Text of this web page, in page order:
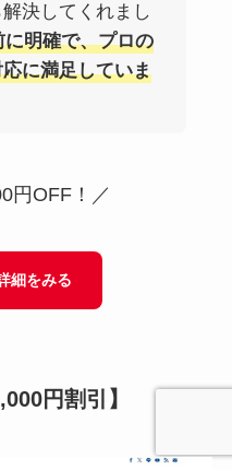
決してくれまし
明確で、プロの
に満足していま
円OFF！／
細をみる
円割引】